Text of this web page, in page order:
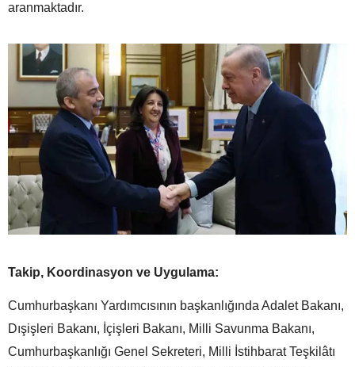
aranmaktadır.
Takip, Koordinasyon ve Uygulama:
Cumhurbaşkanı Yardımcısının başkanlığında Adalet Bakanı,
Dışişleri Bakanı, İçişleri Bakanı, Milli Savunma Bakanı,
Cumhurbaşkanlığı Genel Sekreteri, Milli İstihbarat Teşkilâtı